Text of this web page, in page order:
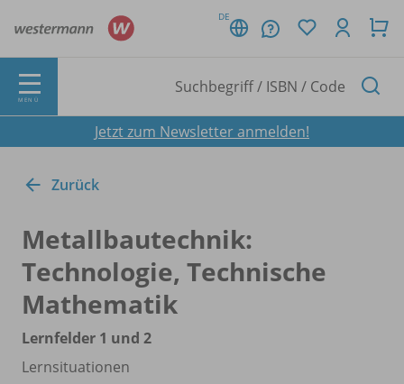
DE
MENÜ
Jetzt zum Newsletter anmelden!
Zurück
Metallbautechnik:
Technologie, Technische
Mathematik
Lernfelder 1 und 2
Lernsituationen